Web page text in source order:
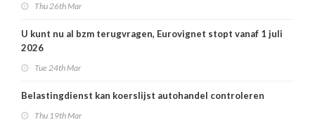
Thu 26th Mar
U kunt nu al bzm terugvragen, Eurovignet stopt vanaf 1 juli
2026
Tue 24th Mar
Belastingdienst kan koerslijst autohandel controleren
Thu 19th Mar